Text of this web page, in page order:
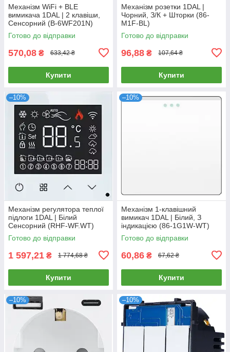
Механізм WiFi + BLE
вимикача 1DAL | 2 клавіши,
Сенсорний (B-6WF201N)
Готово до відправки
570,08 ₴ 633,42 ₴
Купити
Механізм розетки 1DAL |
Чорний, З/К + Шторки (86-
M1F-BL)
Готово до відправки
96,88 ₴ 107,64 ₴
Купити
–10%
Механізм регулятора теплої
підлоги 1DAL | Білий
Сенсорний (RHF-WF.WT)
Готово до відправки
1 597,21 ₴ 1 774,68 ₴
Купити
–10%
Механізм 1-клавішний
вимикач 1DAL | Білий, З
індикацією (86-1G1W-WT)
Готово до відправки
60,86 ₴ 67,62 ₴
Купити
–10% –10%